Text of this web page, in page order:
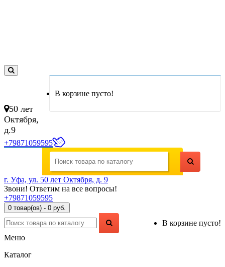
В корзине пусто!
50 лет
Октября,
д.9
+79871059595
г. Уфа, ул. 50 лет Октября, д. 9
Звони! Ответим на все вопросы!
+79871059595
0 товар(ов) - 0 руб.
В корзине пусто!
Меню
Каталог